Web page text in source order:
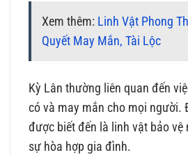
Xem thêm: Linh Vật Phong
Quyết May Mắn, Tài Lộc
Kỳ Lân thường liên quan đến
có và may mắn cho mọi người.
được biết đến là linh vật bảo vệ
sự hòa hợp gia đình.